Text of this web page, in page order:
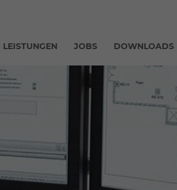
LEISTUNGEN JOBS DOWNLOADS